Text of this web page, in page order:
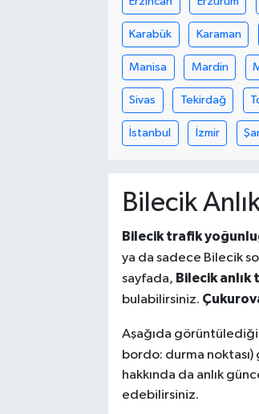
Karabük Karaman
Manisa Mardin
Sivas Tekirdağ
İstanbul İzmir
Bilecik
Bilecik trafik
ya da sadece Bilecik
sayfada, Bilecik anlık
bulabilirsiniz.
Aşağıda
bordo: durma
hakkında da anlık
edebilirsiniz.